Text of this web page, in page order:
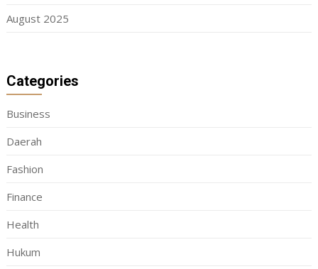
August 2025
Categories
Business
Daerah
Fashion
Finance
Health
Hukum